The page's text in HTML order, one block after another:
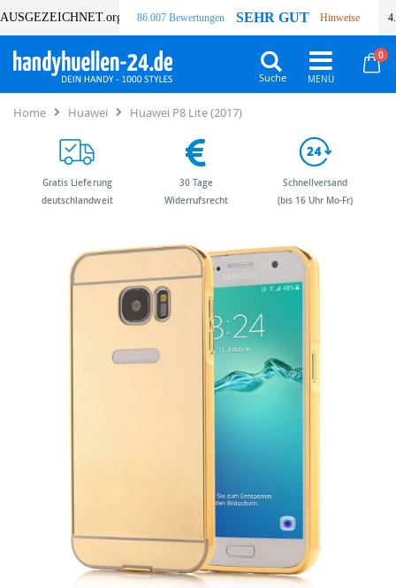
AUSGEZEICHNET.org 86.007 Bewertungen SEHR GUT Hinweise
0
Suche
Home Huawei Huawei P8 Lite (2017)
Bildergalerie
Bildergalerie
Gratis Lieferung
deutschlandweit
30 Tage
Widerrufsrecht
Schnellversand
(bis 16 Uhr Mo-Fr)